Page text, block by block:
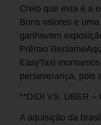
Creio que esta é a
Bons valores e
ganhavam
Prêmio
EasyTaxi
perseverança, pois
**DIDI VS. UBER –
A aquisição da